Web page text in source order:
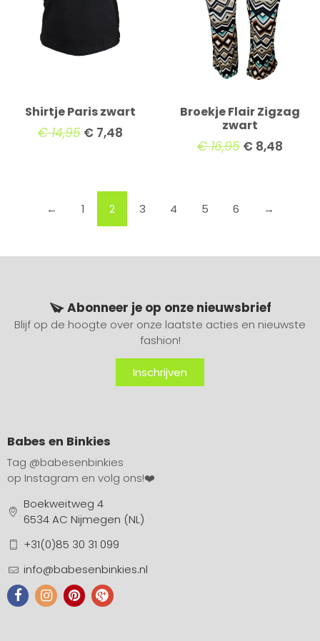
Shirtje Paris zwart
€14,95 €7,48
Broekje Flair Zigzag
zwart
€16,95 € 8,48
← 1 2 3 4 5 6 →
Abonneer je op onze nieuwsbrief
Blijf op de hoogte over onze laatste acties en nieuwste
fashion!
Inschrijven
Babes en Binkies
Tag @babesenbinkies
op Instagram en volg ons!❤️
Boekweitweg 4
6534 AC Nijmegen (NL)
+31(0)85 30 31 099
info@babesenbinkies.nl